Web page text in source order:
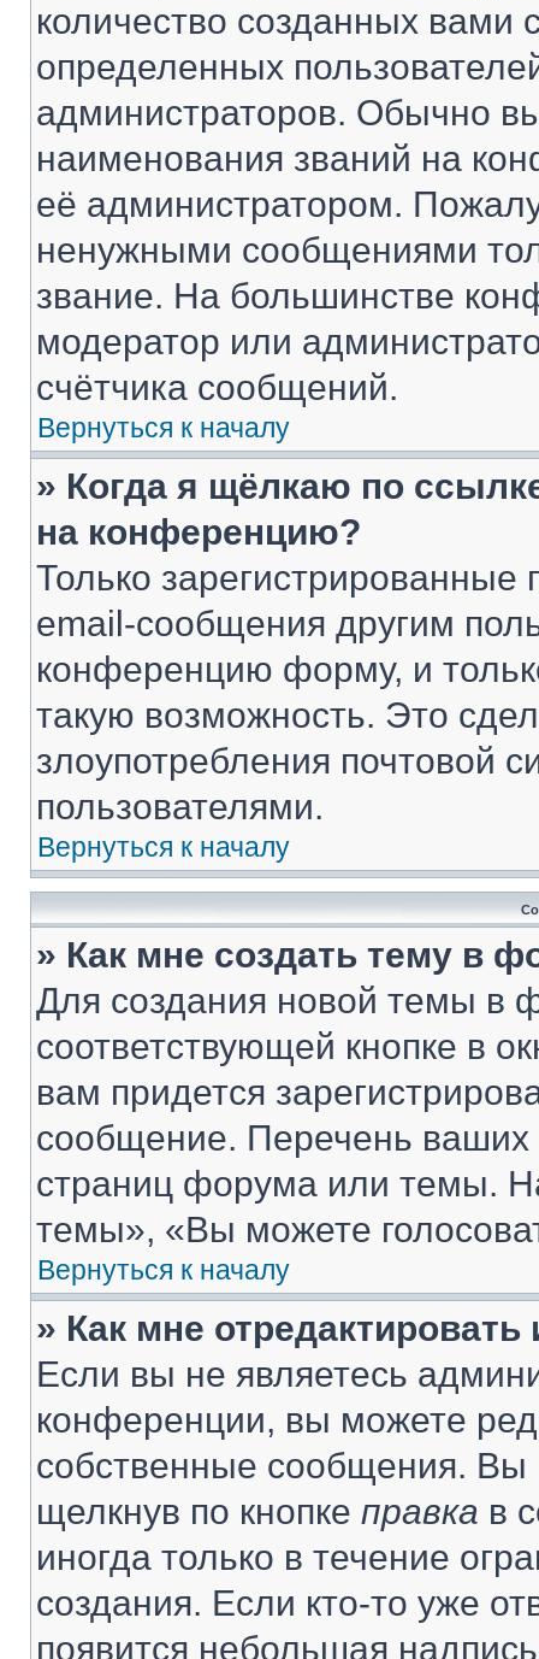
количество созданных
определенных
администраторов. Обычно
наименования званий на
её администратором.
ненужными сообщениями
звание. На большинстве
модератор или
счётчика сообщений.
Вернуться к началу
» Когда я щёлкаю по
на конференцию?
Только зарегистрированные
email-сообщения другим
конференцию форму, и
такую возможность. Это
злоупотребления почтовой
пользователями.
Вернуться к началу
» Как мне создать тему в
Для создания новой темы в
соответствующей кнопке в
вам придется
сообщение. Перечень ваших
страниц форума или темы.
темы», «Вы можете
Вернуться к началу
» Как мне
Если вы не являетесь
конференции, вы можете
собственные сообщения. Вы
щелкнув по кнопке правка в
иногда только в течение
создания. Если кто-то уже
появится небольшая